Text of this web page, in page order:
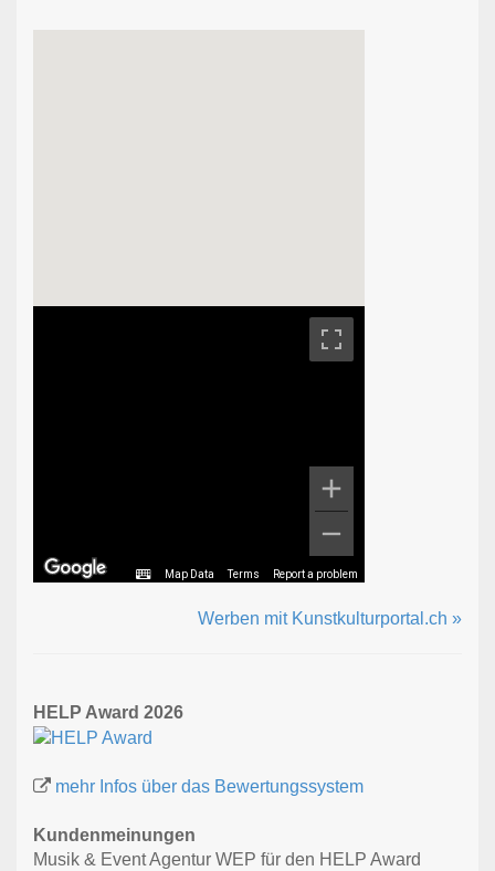
Map Data Terms Report a problem
Werben mit Kunstkulturportal.ch »
HELP Award 2026
mehr Infos über das Bewertungssystem
Kundenmeinungen
Musik & Event Agentur WEP für den HELP Award